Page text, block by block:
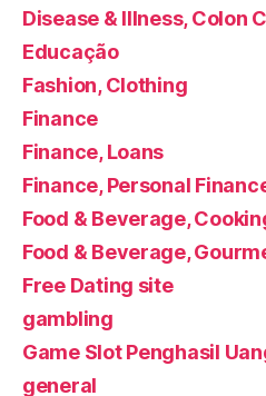
Disease & Illness, Colon
Educação
Fashion, Clothing
Finance
Finance, Loans
Finance, Personal
Food & Beverage,
Food & Beverage,
Free Dating site
gambling
Game Slot Penghasil
general